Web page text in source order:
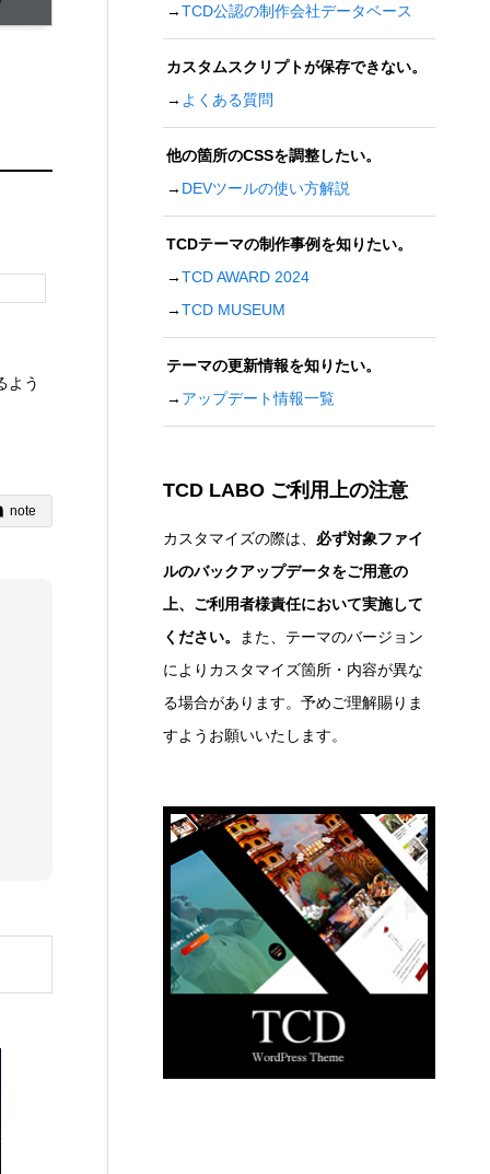
→TCD公認の制作会社データベース
カスタムスクリプトが保存できない。
→ よくある質問
他の箇所のCSSを調整したい。
→ DEVツールの使い方解説
TCDテーマの制作事例を知りたい。
→TCD AWARD 2024
→TCD MUSEUM
テーマの更新情報を知りたい。
→ アップデート情報一覧
TCD LABO ご利用上の注意
カスタマイズの際は、 必ず対象ファイ
ルのバックアップデータをご用意の
上、ご利用者様責任において実施して
ください。
また、テーマのバージョン
によりカスタマイズ箇所・内容が異な
る場合があります。予めご理解賜りま
すようお願いいたします。
よう
note